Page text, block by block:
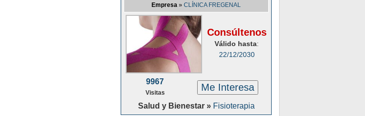
Empresa » CLÍNICA FREGENAL
Consúltenos
Válido hasta:
22/12/2030
9967
Visitas Me Interesa
Salud y Bienestar » Fisioterapia